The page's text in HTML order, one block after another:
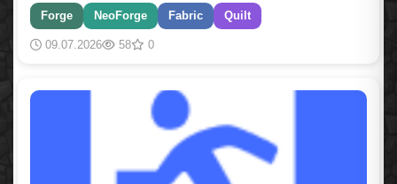
Forge NeoForge Fabric Quilt
09.07.2026 58 0